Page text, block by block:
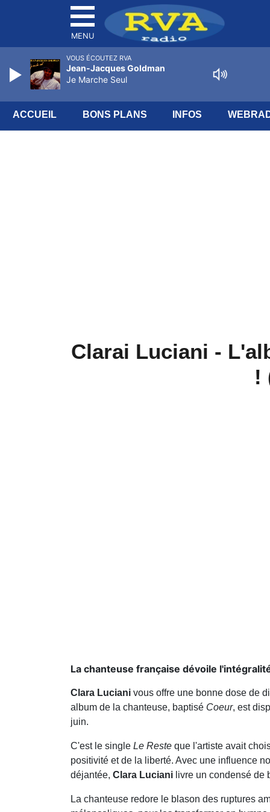
MENU
ACCUEIL BONS PLANS INFOS
Clarai Luciani -
!
La chanteuse française dévoile
Clara Luciani vous offre une bonne dose de
album de la chanteuse, baptisé Coeur, est
juin.
C'est le single Le Reste que l'artiste avait
positivité et de la liberté. Avec une influence
déjantée, Clara Luciani livre un condensé de
La chanteuse redore le blason des ruptures
VOUS ÉCOUTEZ RVA
Jean-Jacques Goldman
Je Marche Seul